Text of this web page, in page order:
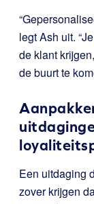
legt Ash uit.
de klant
de buurt te
Een uitdaging
zover krijgen